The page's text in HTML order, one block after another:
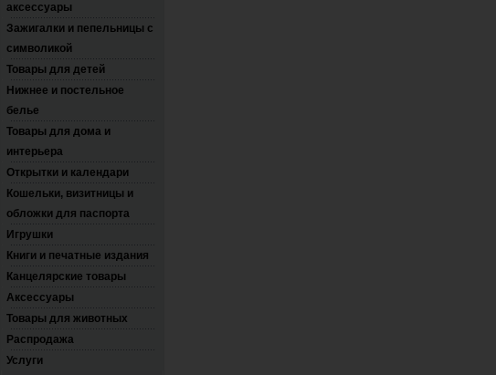
аксессуары
Зажигалки и пепельницы с
символикой
Товары для детей
Нижнее и постельное
белье
Товары для дома и
интерьера
Открытки и календари
Кошельки, визитницы и
обложки для паспорта
Игрушки
Книги и печатные издания
Канцелярские товары
Аксессуары
Товары для животных
Распродажа
Услуги